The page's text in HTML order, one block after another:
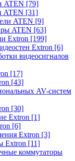
ATEN [79]
ATEN [31]
ATEN [9]
ATEN [63]
Extron [199]
Extron [6]
видеосигналов
[17]
[43]
AV-систем
[30]
Extron [1]
[6]
Extron [3]
Extron [11]
коммутаторы